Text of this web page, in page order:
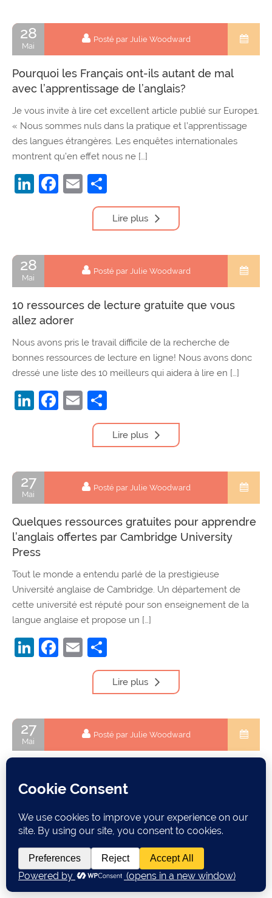
28
Mai
Posté par Julie Woodward
Pourquoi les Français ont-ils autant de mal
avec l’apprentissage de l’anglais?
Je vous invite à lire cet excellent article publié sur Europe1.
« Nous sommes nuls dans la pratique et l’apprentissage
des langues étrangères. Les enquêtes internationales
montrent qu’en effet nous ne […]
LinkedIn
Facebook
Email
Lire plus
28
Mai
Posté par Julie Woodward
10 ressources de lecture gratuite que vous
allez adorer
Nous avons pris le travail difficile de la recherche de
bonnes ressources de lecture en ligne! Nous avons donc
dressé une liste des 10 meilleurs qui aidera à lire en […]
LinkedIn
Facebook
Email
Lire plus
27
Mai
Posté par Julie Woodward
Quelques ressources gratuites pour apprendre
l’anglais offertes par Cambridge University
Press
Tout le monde a entendu parlé de la prestigieuse
Université anglaise de Cambridge. Un département de
cette université est réputé pour son enseignement de la
langue anglaise et propose un […]
LinkedIn
Facebook
Email
Lire plus
27
Mai
Posté par Julie Woodward
zap zebra zero zimbabwe zinfandel zip code zip-it zipper
LinkedIn
Facebook
EmailPartager
Lire plus